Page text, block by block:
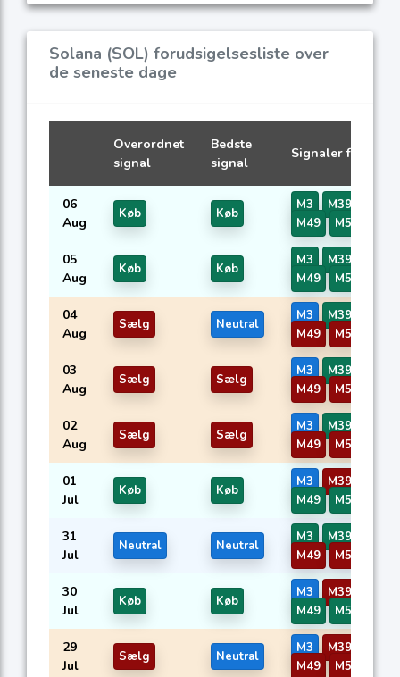
Solana (SOL) forudsigelsesliste over
de seneste dage
Overordnet
signal
Bedste
signal
Signaler fra AI-
06
Aug
Køb Køb
M3 M39
M49
M50
05
Aug
Køb Køb
M3 M39
M49
M50
04
Aug
Sælg Neutral
M3 M39
M49
M50
03
Aug
Sælg Sælg
M3 M39
M49
M50
02
Aug
Sælg Sælg
M3 M39
M49
M50
01
Jul
Køb Køb
M3 M39
M49
M50
31
Jul
Neutral Neutral
M3 M39
M49
M50
30
Jul
Køb Køb
M3 M39
M49
M50
29
Jul
Sælg Neutral
M3 M39
M49
M50